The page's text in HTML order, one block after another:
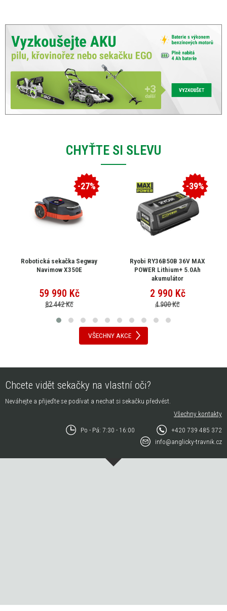
CHYŤTE SI SLEVU
-27%
Robotická sekačka Segway
Navimow X350E
59 990 Kč
82 442 Kč
-39%
Ryobi RY36B50B 36V MAX
POWER Lithium+ 5.0Ah
akumulátor
2 990 Kč
4 900 Kč
VŠECHNY AKCE
Chcete vidět sekačky na vlastní oči?
Neváhejte a přijeďte se podívat a nechat si sekačku předvést.
Všechny kontakty
Po - Pá: 7:30 - 16:00
+420 739 485 372
info@anglicky-travnik.cz